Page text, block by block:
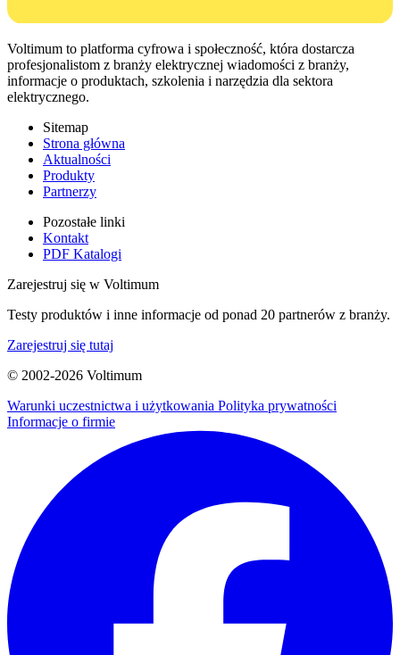
Voltimum to platforma cyfrowa i społeczność, która dostarcza
profesjonalistom z branży elektrycznej wiadomości z branży,
informacje o produktach, szkolenia i narzędzia dla sektora
elektrycznego.
Sitemap
Strona główna
Aktualności
Produkty
Partnerzy
Pozostałe linki
Kontakt
PDF Katalogi
Zarejestruj się w Voltimum
Testy produktów i inne informacje od ponad 20 partnerów z branży.
Zarejestruj się tutaj
© 2002-2026 Voltimum
Warunki uczestnictwa i użytkowania Polityka prywatności
Informacje o firmie